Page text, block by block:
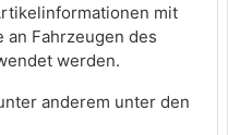
mit
an Fahrzeugen des
werden.
anderem unter den